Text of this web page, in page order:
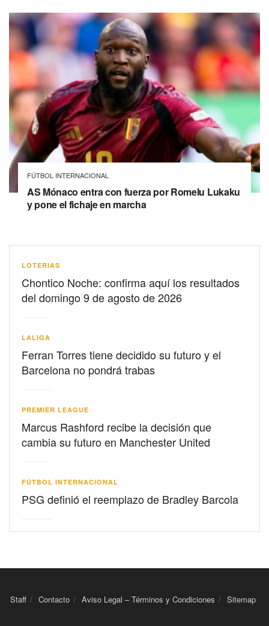
FÚTBOL INTERNACIONAL
AS Mónaco entra con fuerza por Romelu Lukaku
y pone el fichaje en marcha
LOTERIAS
Chontico Noche: confirma aquí los resultados
del domingo 9 de agosto de 2026
LALIGA
Ferran Torres tiene decidido su futuro y el
Barcelona no pondrá trabas
PREMIER LEAGUE
Marcus Rashford recibe la decisión que
cambia su futuro en Manchester United
FÚTBOL INTERNACIONAL
PSG definió el reemplazo de Bradley Barcola
Staff Contacto Aviso Legal – Términos y Condiciones Sitemap